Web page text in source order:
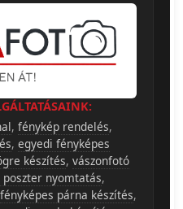
, fénykép rendelés,
, egyedi fényképes
készítés, vászonfotó
poszter nyomtatás,
fényképes párna készítés,